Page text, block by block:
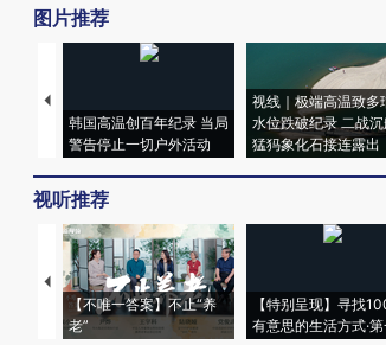
图片推荐
韩国高温创百年纪录 当局
警告停止一切户外活动
视线｜极端高温致多
水位跌破纪录 二战
猛犸象化石接连露出
视听推荐
【不唯一答案】不止“养
老”
【特别呈现】寻找
有意思的生活方式·